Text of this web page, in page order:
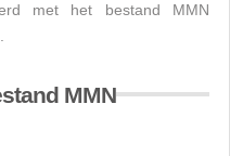
met het bestand MMN
MMN